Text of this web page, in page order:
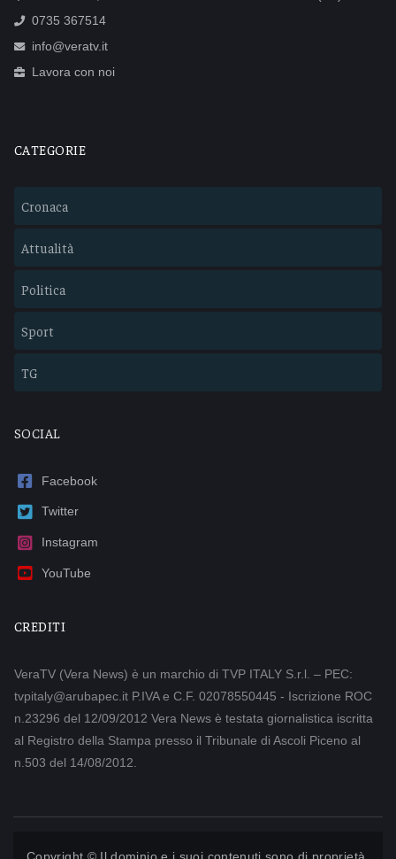
0735 367514
info@veratv.it
Lavora con noi
CATEGORIE
Cronaca
Attualità
Politica
Sport
TG
SOCIAL
Facebook
Twitter
Instagram
YouTube
CREDITI
VeraTV (Vera News) è un marchio di TVP ITALY S.r.l. – PEC:
tvpitaly@arubapec.it P.IVA e C.F. 02078550445 - Iscrizione ROC
n.23296 del 12/09/2012 Vera News è testata giornalistica iscritta
al Registro della Stampa presso il Tribunale di Ascoli Piceno al
n.503 del 14/08/2012.